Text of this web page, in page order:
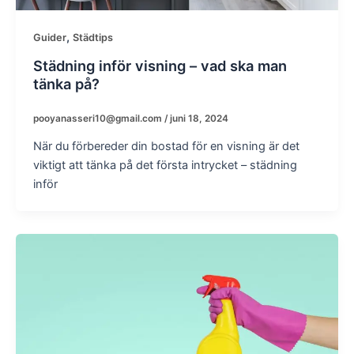
Guider, Städtips
Städning inför visning – vad ska man
tänka på?
pooyanasseri10@gmail.com /juni 18, 2024
När du förbereder din bostad för en visning är det
viktigt att tänka på det första intrycket – städning
inför